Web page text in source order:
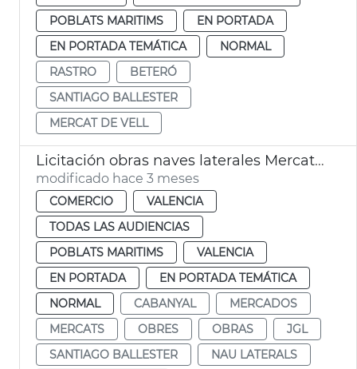
POBLATS MARITIMS
EN PORTADA
EN PORTADA TEMÁTICA
NORMAL
RASTRO
BETERÓ
SANTIAGO BALLESTER
MERCAT DE VELL
Licitación obras naves laterales Mercat Cabanyal
modificado hace 3 meses
COMERCIO
VALENCIA
TODAS LAS AUDIENCIAS
POBLATS MARITIMS
VALENCIA
EN PORTADA
EN PORTADA TEMÁTICA
NORMAL
CABANYAL
MERCADOS
MERCATS
OBRES OBRAS
JGL
SANTIAGO BALLESTER
NAU LATERALS